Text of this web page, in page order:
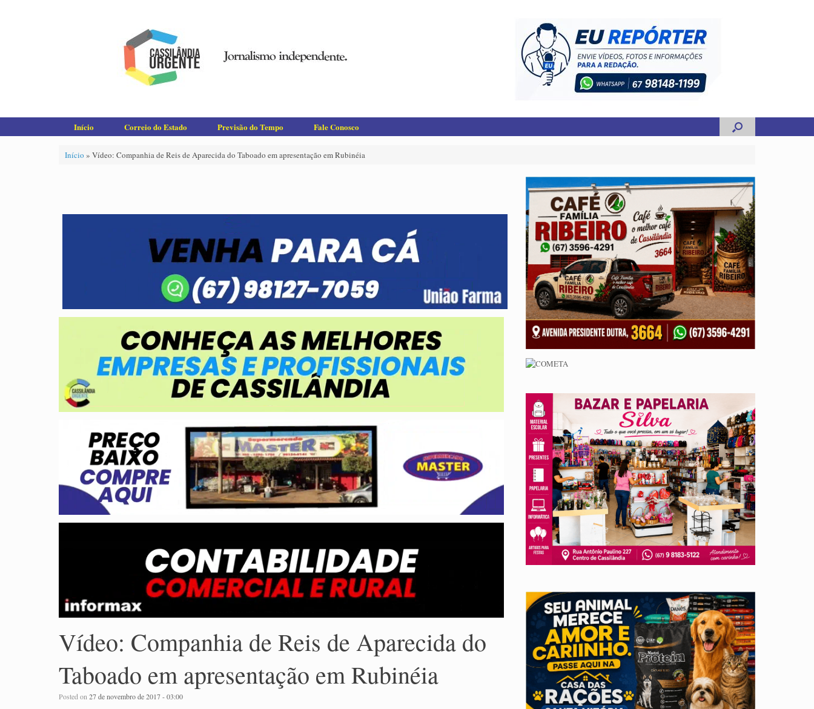
Início Correio do Estado Previsão do Tempo Fale Conosco
Início » Vídeo: Companhia de Reis de Aparecida do Taboado em apresentação em Rubinéia
Vídeo: Companhia de Reis de Aparecida do
Taboado em apresentação em Rubinéia
Posted on27 de novembro de 2017 - 03:00